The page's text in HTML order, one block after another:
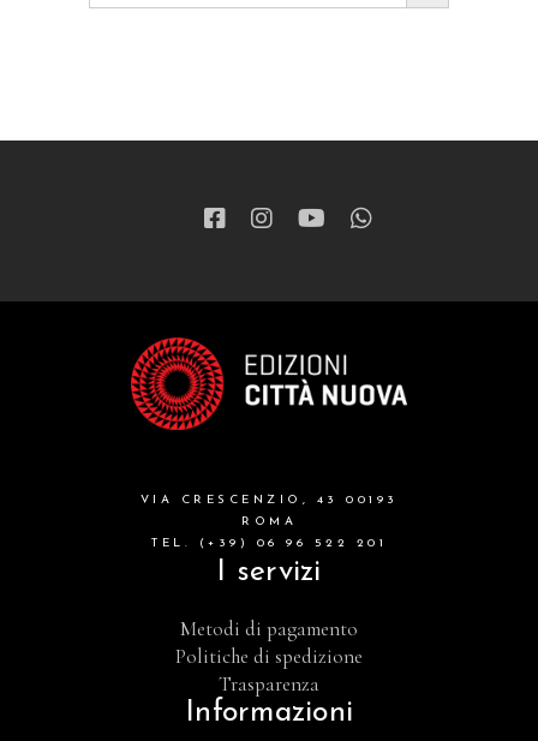
VIA CRESCENZIO, 43 00193
ROMA
TEL. (+39) 06 96 522 201
I servizi
Metodi di pagamento
Politiche di spedizione
Trasparenza
Informazioni